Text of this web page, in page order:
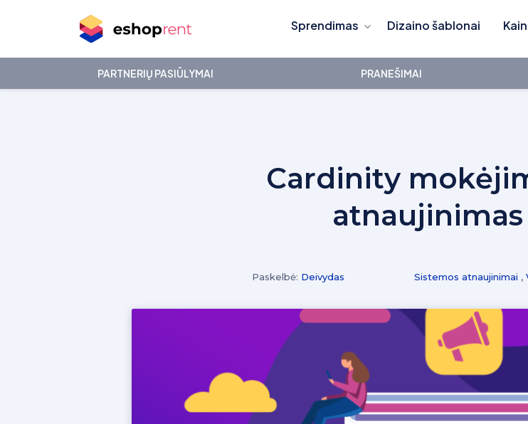
Sprendimas Dizaino šablonai
PARTNERIŲ PASIŪLYMAI PRANEŠIMAI
Cardinity
atnaujinimas
Sistemos atnaujinimai ,
Paskelbė: Deivydas